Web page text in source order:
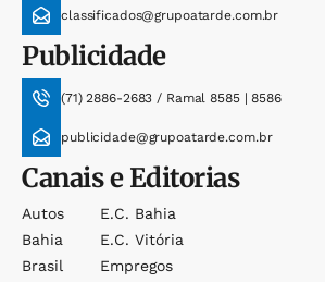
classificados@grupoatarde.com.br
Publicidade
(71) 2886-2683 / Ramal 8585 | 8586
publicidade@grupoatarde.com.br
Canais e Editorias
Autos
Bahia
Brasil
E.c. Bahia
E.c. Vitória
Empregos